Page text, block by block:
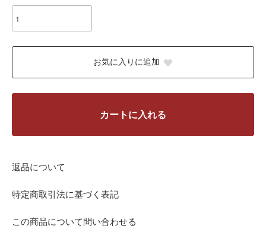
お気に入りに追加
カートに入れる
返品について
特定商取引法に基づく表記
この商品について問い合わせる